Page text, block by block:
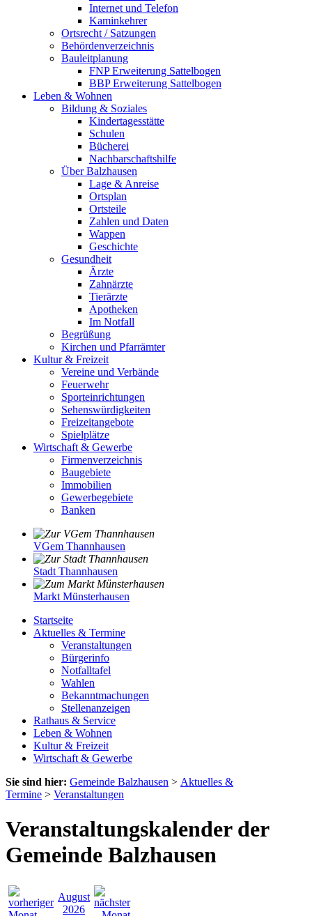
Internet und Telefon
Kaminkehrer
Ortsrecht / Satzungen
Behördenverzeichnis
Bauleitplanung
FNP Erweiterung Sattelbogen
BBP Erweiterung Sattelbogen
Leben & Wohnen
Bildung & Soziales
Kindertagesstätte
Schulen
Bücherei
Nachbarschaftshilfe
Über Balzhausen
Lage & Anreise
Ortsplan
Ortsteile
Zahlen und Daten
Wappen
Geschichte
Gesundheit
Ärzte
Zahnärzte
Tierärzte
Apotheken
Im Notfall
Begrüßung
Kirchen und Pfarrämter
Kultur & Freizeit
Vereine und Verbände
Feuerwehr
Sporteinrichtungen
Sehenswürdigkeiten
Freizeitangebote
Spielplätze
Wirtschaft & Gewerbe
Firmenverzeichnis
Baugebiete
Immobilien
Gewerbegebiete
Banken
VGem Thannhausen
Stadt Thannhausen
Markt Münsterhausen
Startseite
Aktuelles & Termine
Veranstaltungen
Bürgerinfo
Notfalltafel
Wahlen
Bekanntmachungen
Stellenanzeigen
Rathaus & Service
Leben & Wohnen
Kultur & Freizeit
Wirtschaft & Gewerbe
Sie sind hier: Gemeinde Balzhausen > Aktuelles &
Termine > Veranstaltungen
Veranstaltungskalender der
Gemeinde Balzhausen
August
2026